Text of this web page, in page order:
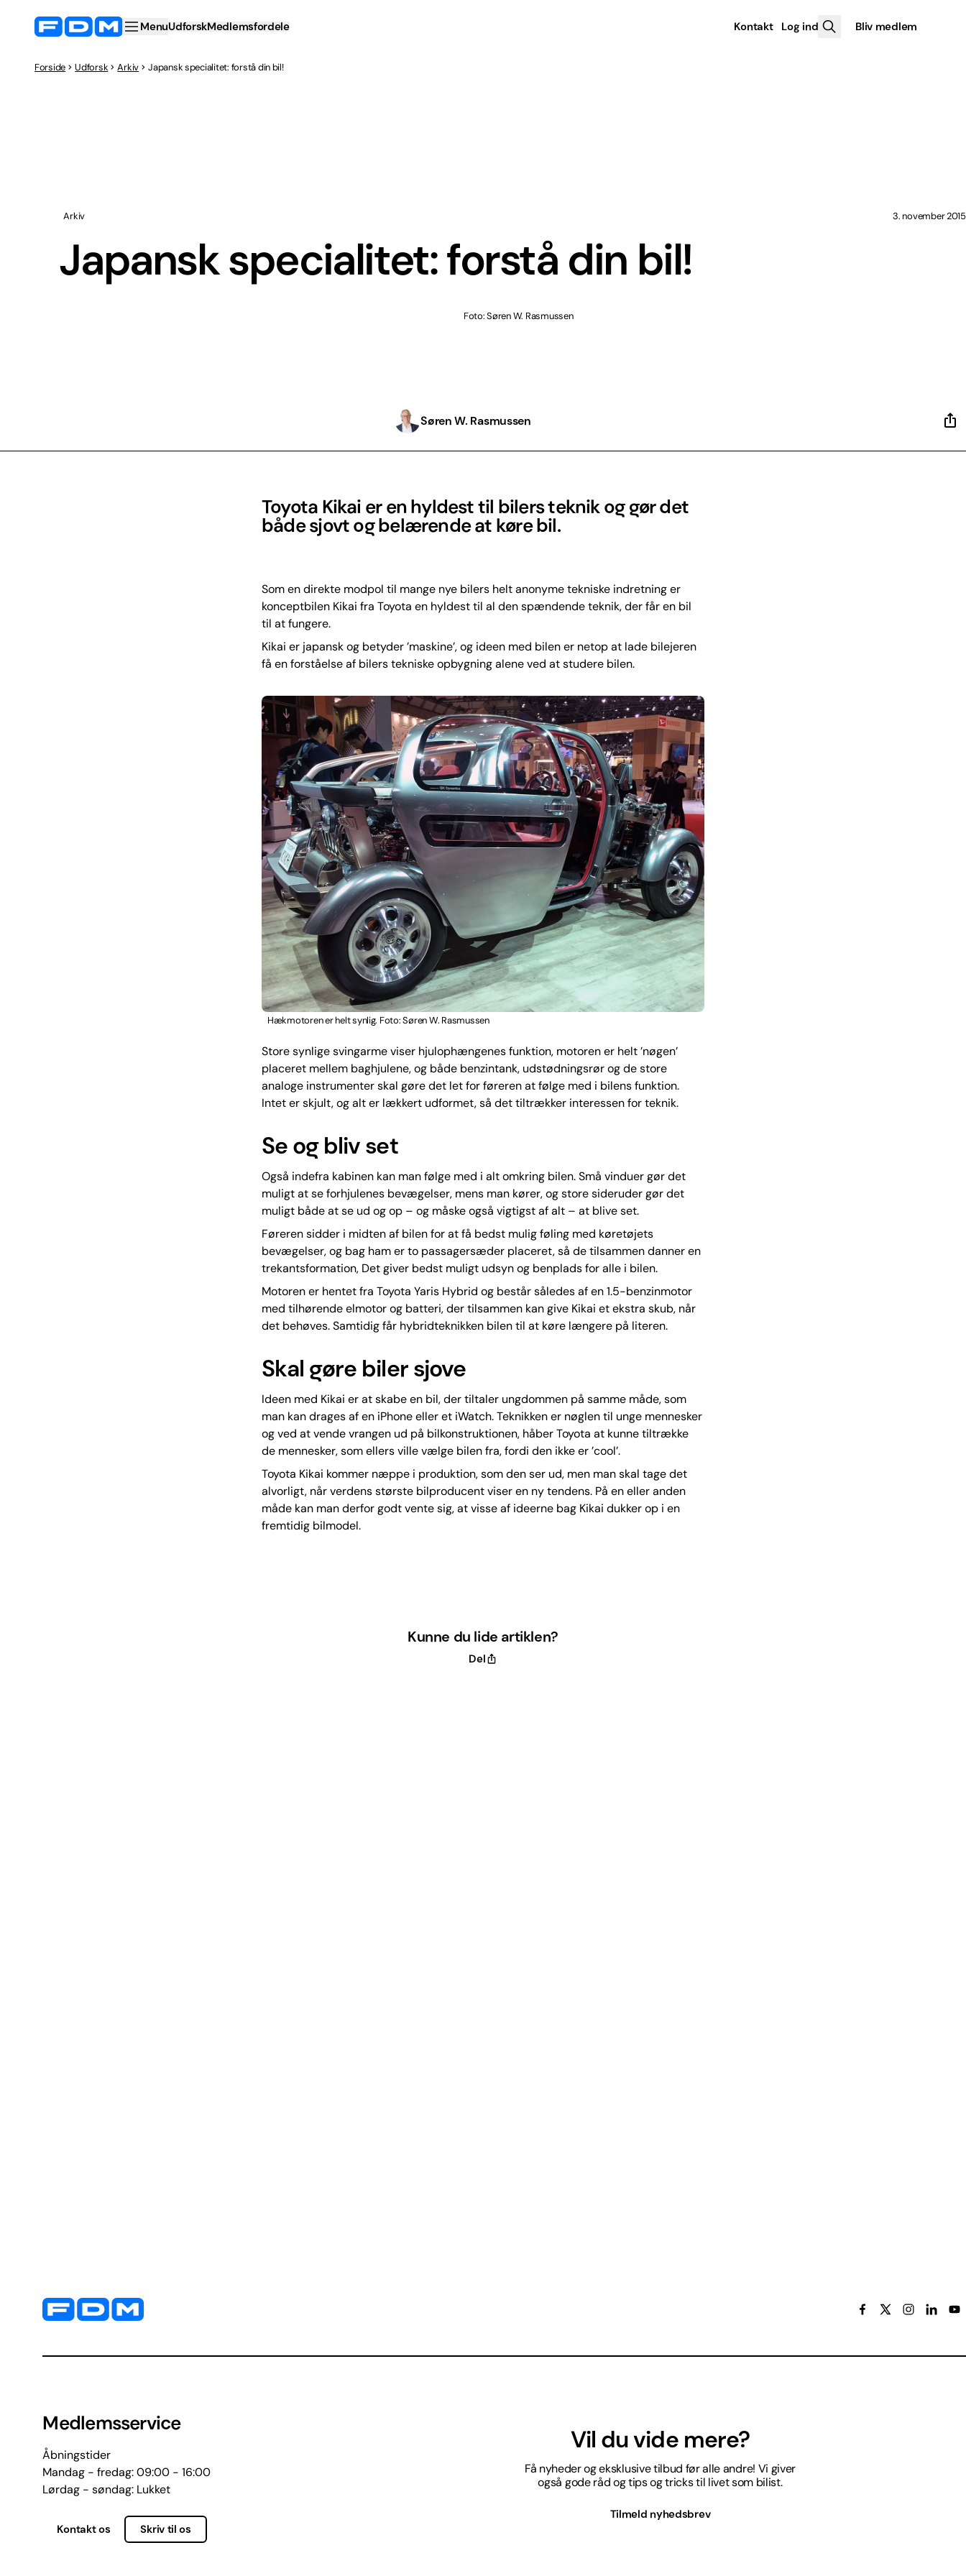
MenuUdforskMedlemsfordele Kontakt Log ind Bliv medlem
Forside Udforsk Arkiv Japansk specialitet: forstå din bil!
Japansk specialitet: forstå din bil!
Arkiv 3. november 2015
Foto: Søren W. Rasmussen
Søren W. Rasmussen
Toyota Kikai er en hyldest til bilers teknik og gør det
både sjovt og belærende at køre bil.
Som en direkte modpol til mange nye bilers helt anonyme tekniske indretning er
konceptbilen Kikai fra Toyota en hyldest til al den spændende teknik, der får en bil
til at fungere.
Kikai er japansk og betyder ’maskine’, og ideen med bilen er netop at lade bilejeren
få en forståelse af bilers tekniske opbygning alene ved at studere bilen.
Hækmotoren er helt synlig. Foto: Søren W. Rasmussen
Store synlige svingarme viser hjulophængenes funktion, motoren er helt ’nøgen’
placeret mellem baghjulene, og både benzintank, udstødningsrør og de store
analoge instrumenter skal gøre det let for føreren at følge med i bilens funktion.
Intet er skjult, og alt er lækkert udformet, så det tiltrækker interessen for teknik.
Se og bliv set
Også indefra kabinen kan man følge med i alt omkring bilen. Små vinduer gør det
muligt at se forhjulenes bevægelser, mens man kører, og store sideruder gør det
muligt både at se ud og op – og måske også vigtigst af alt – at blive set.
Føreren sidder i midten af bilen for at få bedst mulig føling med køretøjets
bevægelser, og bag ham er to passagersæder placeret, så de tilsammen danner en
trekantsformation, Det giver bedst muligt udsyn og benplads for alle i bilen.
Motoren er hentet fra Toyota Yaris Hybrid og består således af en 1.5-benzinmotor
med tilhørende elmotor og batteri, der tilsammen kan give Kikai et ekstra skub, når
det behøves. Samtidig får hybridteknikken bilen til at køre længere på literen.
Skal gøre biler sjove
Ideen med Kikai er at skabe en bil, der tiltaler ungdommen på samme måde, som
man kan drages af en iPhone eller et iWatch. Teknikken er nøglen til unge mennesker
og ved at vende vrangen ud på bilkonstruktionen, håber Toyota at kunne tiltrække
de mennesker, som ellers ville vælge bilen fra, fordi den ikke er ’cool’.
Toyota Kikai kommer næppe i produktion, som den ser ud, men man skal tage det
alvorligt, når verdens største bilproducent viser en ny tendens. På en eller anden
måde kan man derfor godt vente sig, at visse af ideerne bag Kikai dukker op i en
fremtidig bilmodel.
Kunne du lide artiklen?
Del
Yderligere information og kontaktoplysninger
Medlemsservice
Åbningstider
Mandag - fredag: 09:00 - 16:00
Lørdag - søndag: Lukket
Kontakt os Skriv til os
Vil du vide mere?
Få nyheder og eksklusive tilbud før alle andre! Vi giver
også gode råd og tips og tricks til livet som bilist.
Tilmeld nyhedsbrev